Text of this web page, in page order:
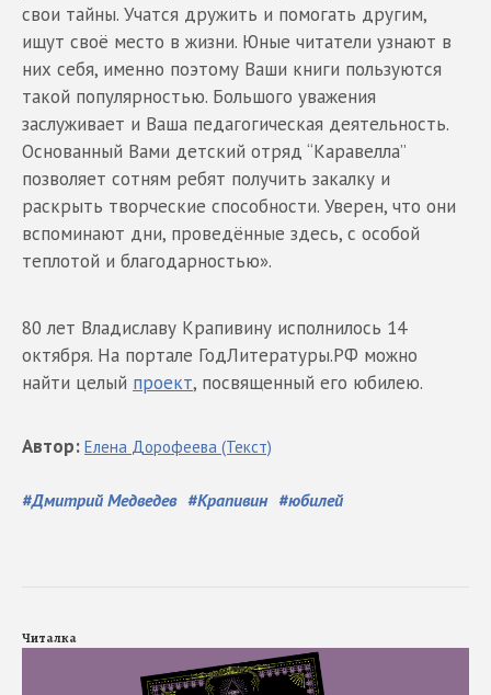
свои тайны. Учатся дружить и помогать другим,
ищут своё место в жизни. Юные читатели узнают в
них себя, именно поэтому Ваши книги пользуются
такой популярностью. Большого уважения
заслуживает и Ваша педагогическая деятельность.
Основанный Вами детский отряд “Каравелла”
позволяет сотням ребят получить закалку и
раскрыть творческие способности. Уверен, что они
вспоминают дни, проведённые здесь, с особой
теплотой и благодарностью».
80 лет Владиславу Крапивину исполнилось 14
октября. На портале ГодЛитературы.РФ можно
найти целый проект, посвященный его юбилею.
#Дмитрий Медведев #Крапивин #юбилей
Автор: Елена Дорофеева (Текст)
Читалка